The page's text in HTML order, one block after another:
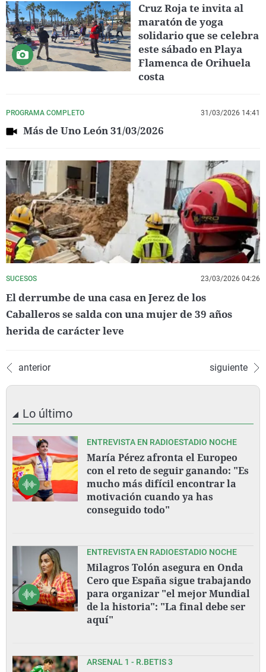
Cruz Roja te invita al
maratón de yoga
solidario que se celebra
este sábado en Playa
Flamenca de Orihuela
costa
PROGRAMA COMPLETO 31/03/2026 14:41
Más de Uno León 31/03/2026
SUCESOS 23/03/2026 04:26
El derrumbe de una casa en Jerez de los
Caballeros se salda con una mujer de 39 años
herida de carácter leve
anterior siguiente
Lo último
ENTREVISTA EN RADIOESTADIO NOCHE
María Pérez afronta el Europeo
con el reto de seguir ganando: "Es
mucho más difícil encontrar la
motivación cuando ya has
conseguido todo"
ENTREVISTA EN RADIOESTADIO NOCHE
Milagros Tolón asegura en Onda
Cero que España sigue trabajando
para organizar "el mejor Mundial
de la historia": "La final debe ser
aquí"
ARSENAL 1 - R.BETIS 3